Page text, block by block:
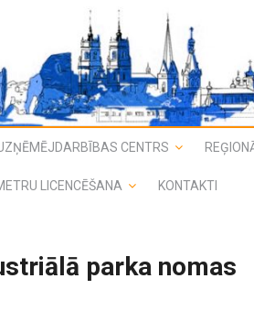
CENTRS
LICENCĒŠANA KONTAKTI
parka nomas